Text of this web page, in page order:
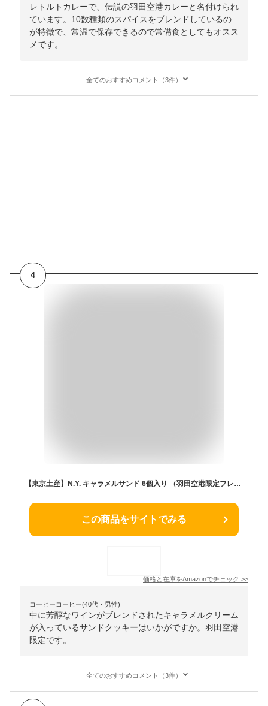
レトルトカレーで、伝説の羽田空港カレーと名付けられ
ています。10数種類のスパイスをブレンドしているの
が特徴で、常温で保存できるので常備食としてもオスス
メです。
全てのおすすめコメント（3件）
4
【東京土産】N.Y. キャラメルサンド 6個入り （羽田空港限定フレイバー ワインキャラメルサンド） (1箱)
この商品をサイトでみる
価格と在庫をAmazonでチェック >>
コーヒーコーヒー(40代・男性)
中に芳醇なワインがブレンドされたキャラメルクリーム
が入っているサンドクッキーはいかがですか。羽田空港
限定です。
全てのおすすめコメント（3件）